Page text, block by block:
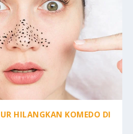
HILANGKAN KOMEDO DI